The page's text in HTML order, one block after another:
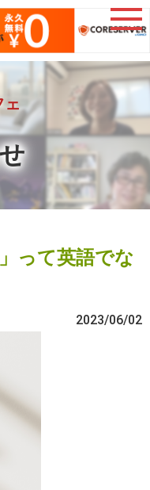
ェ
って英語でな
2023/06/02